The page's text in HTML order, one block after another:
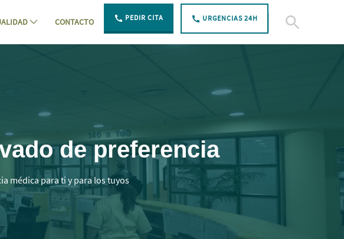
CONTACTO PEDIR CITA URGENCIAS 24H
de preferencia
médica para ti y para los tuyos